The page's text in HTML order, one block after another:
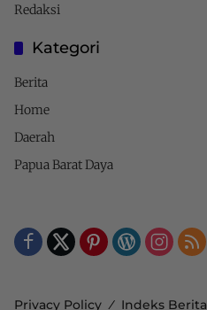
Redaksi
Kategori
Berita
Home
Daerah
Papua Barat Daya
Privacy Policy Indeks Berita